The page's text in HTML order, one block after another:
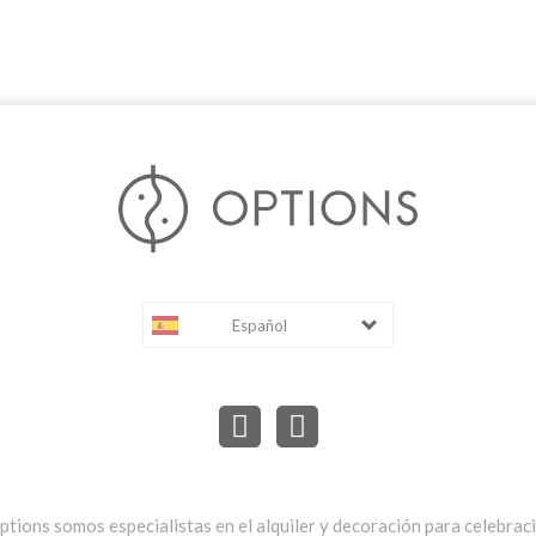
Español
somos especialistas en el alquiler y decoración para